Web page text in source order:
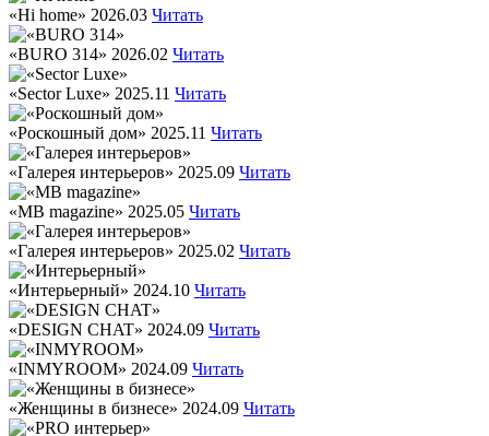
«Hi home» 2026.03 Читать
«BURO 314» 2026.02 Читать
«Sector Luxe» 2025.11 Читать
«Роскошный дом» 2025.11 Читать
«Галерея интерьеров» 2025.09 Читать
«МВ magazine» 2025.05 Читать
«Галерея интерьеров» 2025.02 Читать
«Интерьерный» 2024.10 Читать
«DESIGN CHAT» 2024.09 Читать
«INMYROOM» 2024.09 Читать
«Женщины в бизнесе» 2024.09 Читать